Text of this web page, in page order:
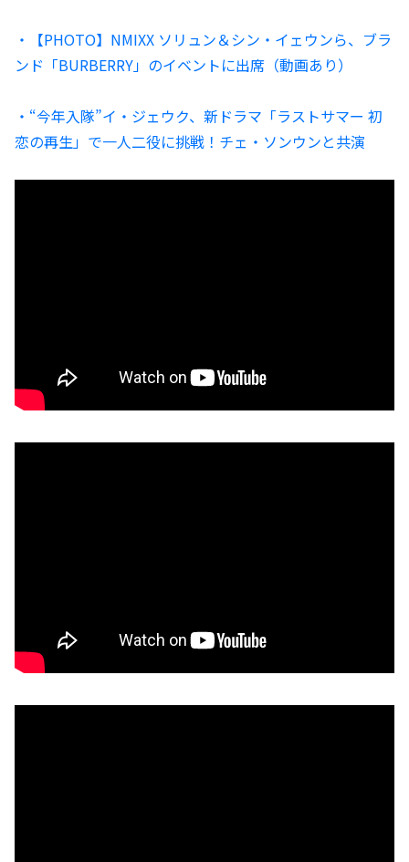
・【PHOTO】NMIXX ソリュン＆シン・イェウンら、ブラ
ンド「BURBERRY」のイベントに出席（動画あり）
・“今年入隊”イ・ジェウク、新ドラマ「ラストサマー 初
恋の再生」で一人二役に挑戦！チェ・ソンウンと共演